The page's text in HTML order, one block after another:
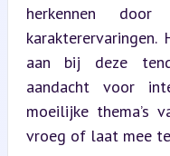
herkennen
aan bij deze
aandacht voor
moeilijke thema’s
vroeg of laat mee